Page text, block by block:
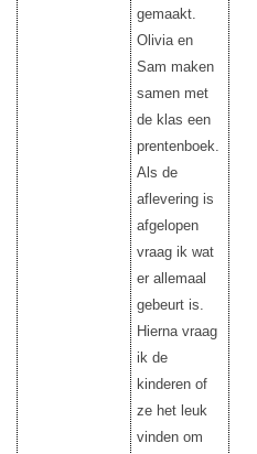
gemaakt.
Olivia en
Sam maken
samen met
de klas een
prentenboek.
Als de
aflevering is
afgelopen
vraag ik wat
er allemaal
gebeurt is.
Hierna vraag
ik de
kinderen of
ze het leuk
vinden om